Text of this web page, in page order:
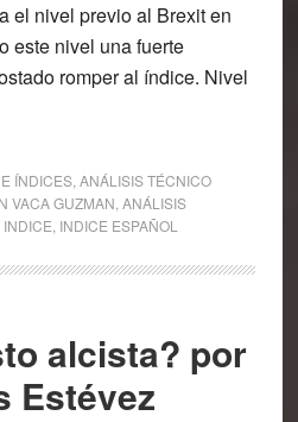
el nivel previo al Brexit en
este nivel una fuerte
romper al índice. Nivel
ÍNDICES, ANÁLISIS TÉCNICO
VACA GUZMAN ANÁLISIS
INDICE INDICE ESPAÑOL
alcista? por
Estévez